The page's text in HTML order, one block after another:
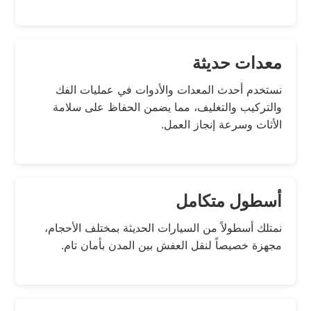
معدات حديثة
نستخدم أحدث المعدات والأدوات في عمليات الفك
والتركيب والتغليف، مما يضمن الحفاظ على سلامة
الأثاث وسرعة إنجاز العمل.
أسطول متكامل
نمتلك أسطولاً من السيارات الحديثة بمختلف الأحجام،
مجهزة خصيصاً لنقل العفش بين المدن بأمان تام.